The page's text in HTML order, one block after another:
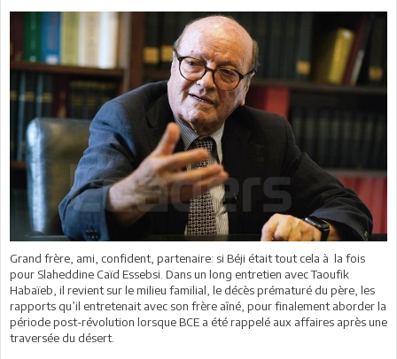
Grand frère, ami, confident, partenaire: si Béji était tout cela à la fois
pour Slaheddine Caïd Essebsi. Dans un long entretien avec Taoufik
Habaïeb, il revient sur le milieu familial, le décès prématuré du père, les
rapports qu’il entretenait avec son frère aîné, pour finalement aborder la
période post-révolution lorsque BCE a été rappelé aux affaires après une
traversée du désert.